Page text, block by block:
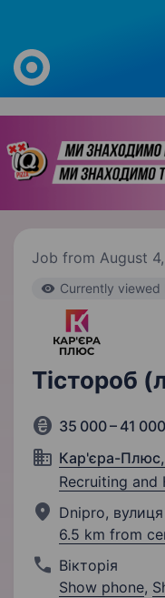
Work.ua
Job from August
Currently viewed
Тістороб
35 000 – 41
Кар'єра-
Recruiting and
Dnipro, вулиця
6.5 km from
Вікторія
Show phone,